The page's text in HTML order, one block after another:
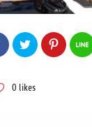
0 likes